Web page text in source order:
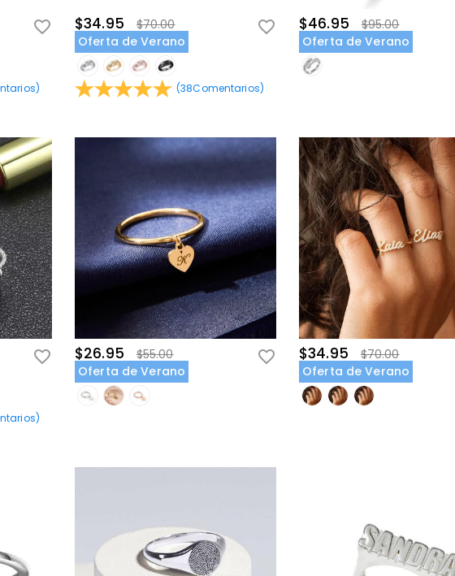
)
$34.95
$70.00
Oferta de Verano
(38Comentarios)
$46.95
$95.00
Oferta de Verano
)
$26.95
$55.00
Oferta de Verano
$34.95
$70.00
Oferta de Verano